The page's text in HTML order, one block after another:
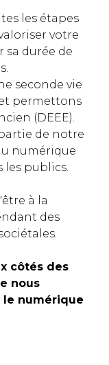
les étapes
votre
durée de
seconde vie
permettons
(DEEE).
de notre
numérique
les publics.
à la
des
côtés des
nous
numérique